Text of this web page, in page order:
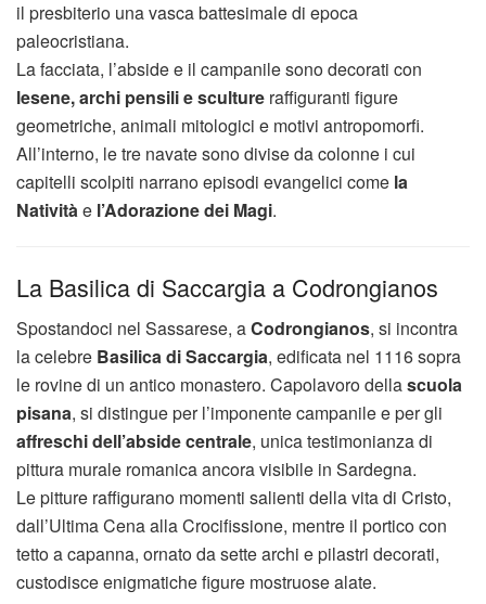
il presbiterio una vasca battesimale di epoca
paleocristiana.
La facciata, l’abside e il campanile sono decorati con
lesene, archi pensili e sculture raffiguranti figure
geometriche, animali mitologici e motivi antropomorfi.
All’interno, le tre navate sono divise da colonne i cui
capitelli scolpiti narrano episodi evangelici come la
Nativitàe l’Adorazione dei Magi.
La Basilica di Saccargia a Codrongianos
Spostandoci nel Sassarese, aCodrongianos, si incontra
la celebre Basilica di Saccargia, edificata nel 1116 sopra
le rovine di un antico monastero. Capolavoro dellascuola
pisana, si distingue per l’imponente campanile e per gli
affreschi dell’abside centrale, unica testimonianza di
pittura murale romanica ancora visibile in Sardegna.
Le pitture raffigurano momenti salienti della vita di Cristo,
dall’Ultima Cena alla Crocifissione, mentre il portico con
tetto a capanna, ornato da sette archi e pilastri decorati,
custodisce enigmatiche figure mostruose alate.